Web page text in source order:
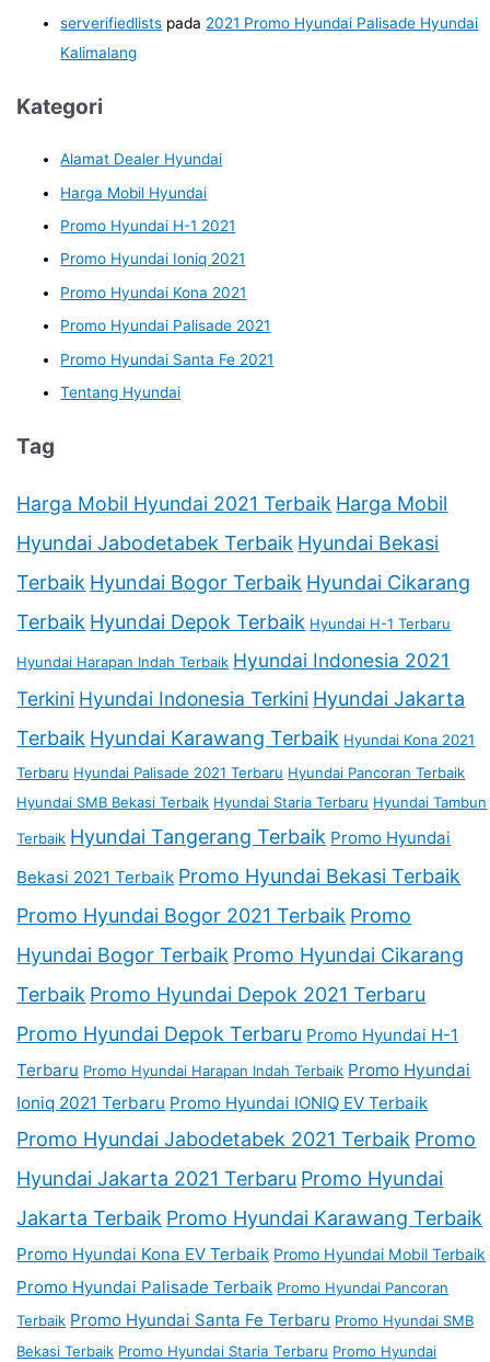
serverifiedlists pada 2021 Promo Hyundai Palisade Hyundai
Kalimalang
Kategori
Alamat Dealer Hyundai
Harga Mobil Hyundai
Promo Hyundai H-1 2021
Promo Hyundai Ioniq 2021
Promo Hyundai Kona 2021
Promo Hyundai Palisade 2021
Promo Hyundai Santa Fe 2021
Tentang Hyundai
Tag
Harga Mobil Hyundai 2021 Terbaik Harga Mobil
Hyundai Jabodetabek Terbaik Hyundai Bekasi
Terbaik Hyundai Bogor Terbaik Hyundai Cikarang
Terbaik Hyundai Depok Terbaik Hyundai H-1 Terbaru
Hyundai Harapan Indah Terbaik Hyundai Indonesia 2021
Terkini Hyundai Indonesia Terkini Hyundai Jakarta
Terbaik Hyundai Karawang Terbaik Hyundai Kona 2021
Terbaru Hyundai Palisade 2021 Terbaru Hyundai Pancoran Terbaik
Hyundai SMB Bekasi Terbaik Hyundai Staria Terbaru Hyundai Tambun
Terbaik Hyundai Tangerang Terbaik Promo Hyundai
Bekasi 2021 Terbaik Promo Hyundai Bekasi Terbaik
Promo Hyundai Bogor 2021 Terbaik Promo
Hyundai Bogor Terbaik Promo Hyundai Cikarang
Terbaik Promo Hyundai Depok 2021 Terbaru
Promo Hyundai Depok Terbaru Promo Hyundai H-1
Terbaru Promo Hyundai Harapan Indah Terbaik Promo Hyundai
Ioniq 2021 Terbaru Promo Hyundai IONIQ EV Terbaik
Promo Hyundai Jabodetabek 2021 Terbaik Promo
Hyundai Jakarta 2021 Terbaru Promo Hyundai
Jakarta Terbaik Promo Hyundai Karawang Terbaik
Promo Hyundai Kona EV Terbaik Promo Hyundai Mobil Terbaik
Promo Hyundai Palisade Terbaik Promo Hyundai Pancoran
Terbaik Promo Hyundai Santa Fe Terbaru Promo Hyundai SMB
Bekasi Terbaik Promo Hyundai Staria Terbaru Promo Hyundai